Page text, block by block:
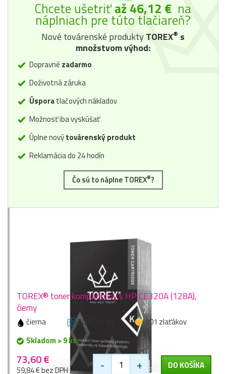
Chcete ušetriťaž 46,12 € na
náplniach pre túto tlačiareň?
Nové továrenské produktyTOREX® s
množstvom výhod:
Dopravné zadarmo
Doživotná záruka
Úsporatlačových nákladov
Možnosť iba vyskúšať
Úplne novýtovárenský produkt
Reklamácia do 24 hodín
Čo sú to náplne TOREX®?
TOREX® toner kompatibilný s HP CE320A (128A),
čierny
čierna 2000 stran
101 zlaťákov
Skladom > 9 ks
73,60 €
59,84 € bez DPH - + DO KOŠÍKA